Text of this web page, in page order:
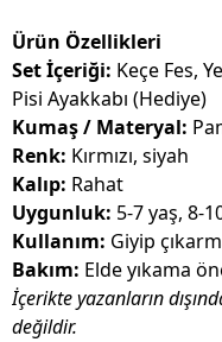
Ürün Özellikleri
Set İçeriği: Keçe Fes,
Pisi Ayakkabı (Hediye)
Kumaş / Materyal:
Renk: Kırmızı, siyah
Kalıp: Rahat
Uygunluk: 5-7 yaş, 8-
Kullanım: Giyip
Bakım: Elde yıkama
İçerikte yazanların
değildir.